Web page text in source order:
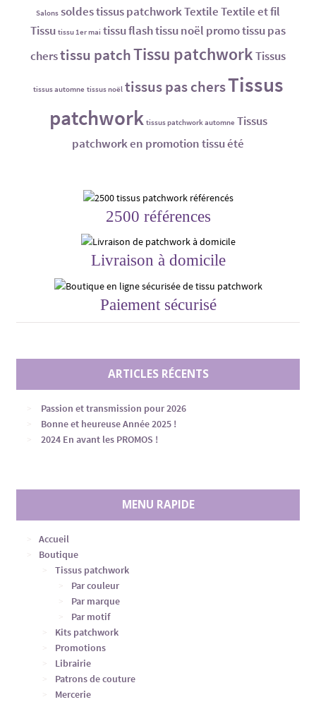
Salons soldes tissus patchworkTextileTextile et fil
Tissu tissu 1er mai tissu flashtissu noël promotissu pas
cherstissu patchTissu patchworkTissus
tissus automne tissus noël tissus pas chersTissus
patchwork tissus patchwork automne Tissus
patchwork en promotiontissu été
2500 références
Livraison à domicile
Paiement sécurisé
ARTICLES RÉCENTS
Passion et transmission pour 2026
Bonne et heureuse Année 2025 !
2024 En avant les PROMOS !
MENU RAPIDE
Accueil
Boutique
Tissus patchwork
Par couleur
Par marque
Par motif
Kits patchwork
Promotions
Librairie
Patrons de couture
Mercerie